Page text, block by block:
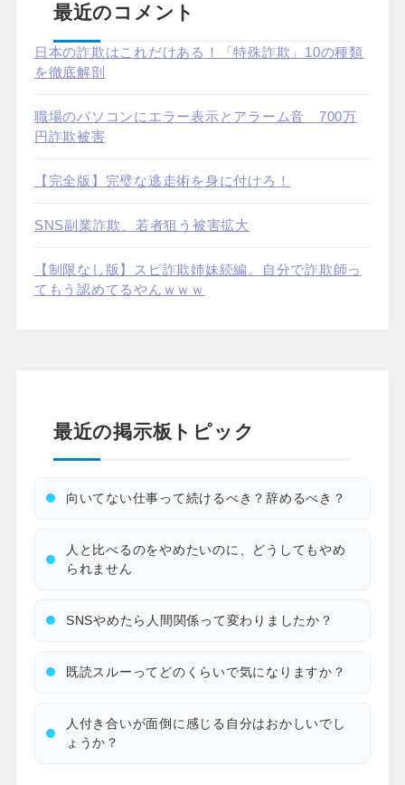
最近のコメント
日本の詐欺はこれだけある！「特殊詐欺」10の種類
を徹底解剖
職場のパソコンにエラー表示とアラーム音 700万
円詐欺被害
【完全版】完璧な逃走術を身に付けろ！
SNS副業詐欺、若者狙う被害拡大
【制限なし版】スピ詐欺姉妹続編。自分で詐欺師っ
てもう認めてるやんｗｗｗ
最近の掲示板トピック
向いてない仕事って続けるべき？辞めるべき？
人と比べるのをやめたいのに、どうしてもやめ
られません
SNSやめたら人間関係って変わりましたか？
既読スルーってどのくらいで気になりますか？
人付き合いが面倒に感じる自分はおかしいでし
ょうか？